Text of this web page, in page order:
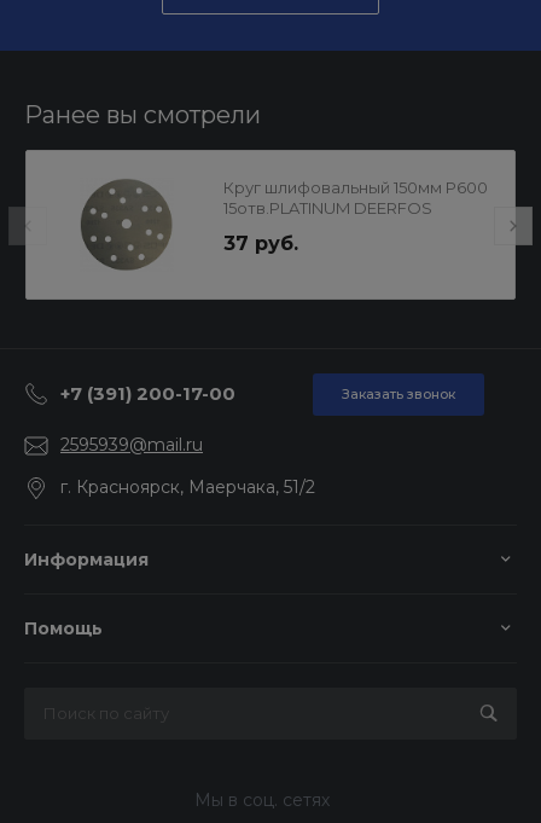
Ранее вы смотрели
Круг шлифовальный 150мм Р600
15отв.PLATINUM DEERFOS
37 руб.
+7 (391) 200-17-00 Заказать звонок
2595939@mail.ru
г. Красноярск, Маерчака, 51/2
Информация
Помощь
Мы в соц. сетях